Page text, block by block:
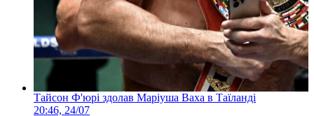
Тайсон Ф'юрі здолав Маріуша Ваха в Таїланді
20:46, 24/07